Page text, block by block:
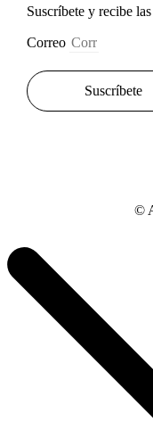
Suscríbete y recibe
Correo
Suscríbete
©